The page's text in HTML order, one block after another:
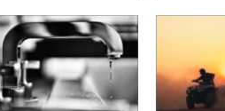
till ...
ofrivilli...